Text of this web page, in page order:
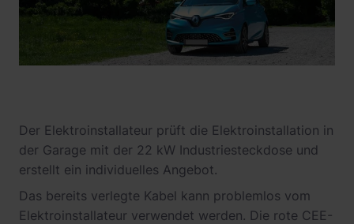
Der Elektroinstallateur prüft die Elektroinstallation in
der Garage mit der 22 kW Industriesteckdose und
erstellt ein individuelles Angebot.
Das bereits verlegte Kabel kann problemlos vom
Elektroinstallateur verwendet werden. Die rote CEE-